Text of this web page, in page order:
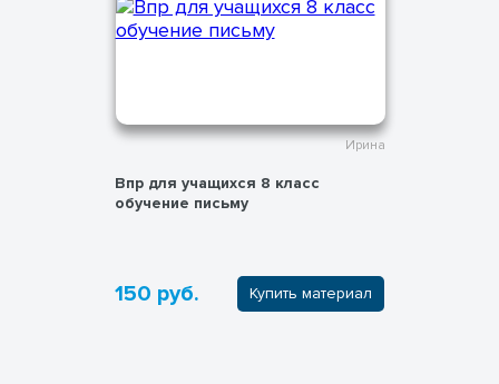
Ирина
Впр для учащихся 8 класс
обучение письму
150 руб. Купить материал